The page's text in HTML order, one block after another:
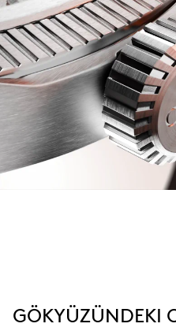
GÖKYÜZÜNDEKI